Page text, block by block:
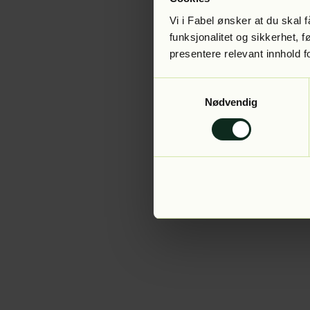
Vi i Fabel ønsker at du skal
funksjonalitet og sikkerhet,
presentere relevant innhold
Nødvendig
Application